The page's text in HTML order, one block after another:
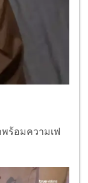
ร้อมความเฟ